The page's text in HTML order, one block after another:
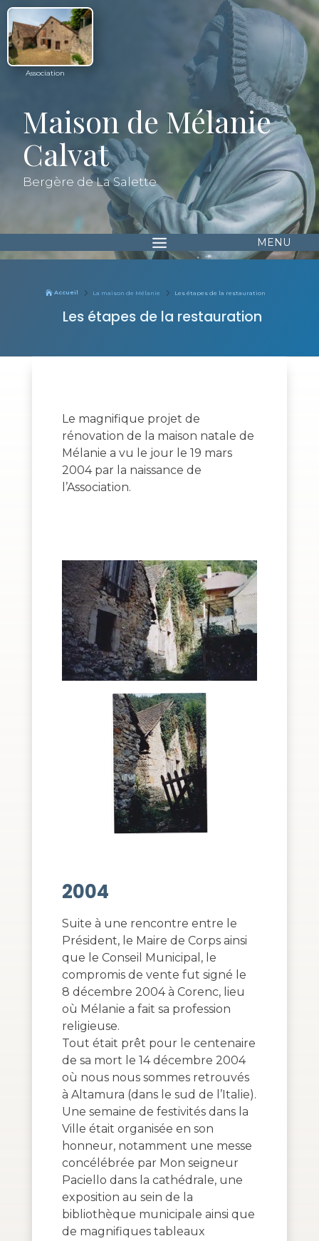
Association
Maison de Mélanie
Calvat
Bergère de La Salette
Accueil 5 La maison de Mélanie 5 Les étapes de la restauration
Les étapes de la restauration
Le magnifique projet de
rénovation de la maison natale de
Mélanie a vu le jour le 19 mars
2004 par la naissance de
l’Association.
2004
Suite à une rencontre entre le
Président, le Maire de Corps ainsi
que le Conseil Municipal, le
compromis de vente fut signé le
8 décembre 2004 à Corenc, lieu
où Mélanie a fait sa profession
religieuse.
Tout était prêt pour le centenaire
de sa mort le 14 décembre 2004
où nous nous sommes retrouvés
à Altamura (dans le sud de l’Italie).
Une semaine de festivités dans la
Ville était organisée en son
honneur, notamment une messe
concélébrée par Mon seigneur
Paciello dans la cathédrale, une
exposition au sein de la
bibliothèque municipale ainsi que
de magnifiques tableaux